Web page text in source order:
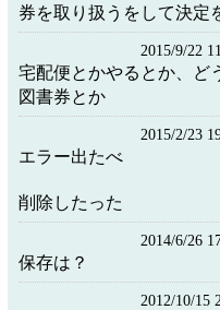
券を取り扱うをして決定
2015/9/22
宅配便とかやるとか、ど
図書券とか
2015/2/23
エラー出たべ
削除したった
2014/6/26
保存は？
2012/10/15